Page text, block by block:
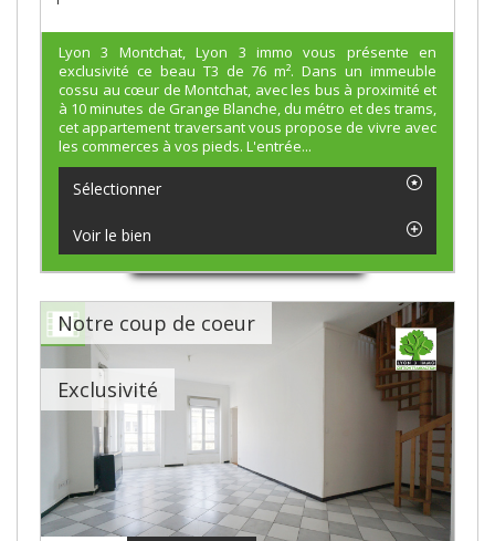
Lyon 3 Montchat, Lyon 3 immo vous présente en
exclusivité ce beau T3 de 76 m². Dans un immeuble
cossu au cœur de Montchat, avec les bus à proximité et
à 10 minutes de Grange Blanche, du métro et des trams,
cet appartement traversant vous propose de vivre avec
les commerces à vos pieds. L'entrée...
Sélectionner
Voir le bien
Exclusivité
Notre coup de coeur